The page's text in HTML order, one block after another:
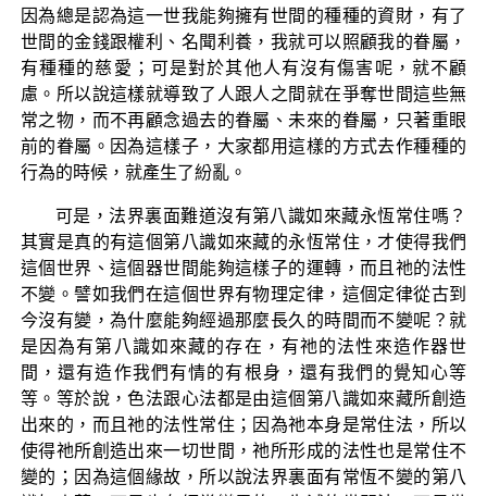
因為總是認為這一世我能夠擁有世間的種種的資財，有了
世間的金錢跟權利、名聞利養，我就可以照顧我的眷屬，
有種種的慈愛；可是對於其他人有沒有傷害呢，就不顧
慮。所以說這樣就導致了人跟人之間就在爭奪世間這些無
常之物，而不再顧念過去的眷屬、未來的眷屬，只著重眼
前的眷屬。因為這樣子，大家都用這樣的方式去作種種的
行為的時候，就產生了紛亂。
可是，法界裏面難道沒有第八識如來藏永恆常住嗎？
其實是真的有這個第八識如來藏的永恆常住，才使得我們
這個世界、這個器世間能夠這樣子的運轉，而且祂的法性
不變。譬如我們在這個世界有物理定律，這個定律從古到
今沒有變，為什麼能夠經過那麼長久的時間而不變呢？就
是因為有第八識如來藏的存在，有祂的法性來造作器世
間，還有造作我們有情的有根身，還有我們的覺知心等
等。等於說，色法跟心法都是由這個第八識如來藏所創造
出來的，而且祂的法性常住；因為祂本身是常住法，所以
使得祂所創造出來一切世間，祂所形成的法性也是常住不
變的；因為這個緣故，所以說法界裏面有常恆不變的第八